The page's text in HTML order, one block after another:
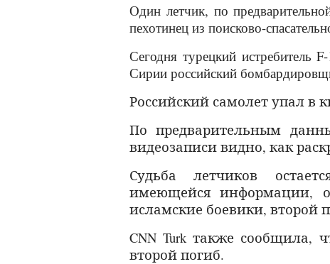
Один летчик, по
пехотинец из поисково-
Сегодня турецкий истребитель
Сирии российский
Российский самолет упал в
По предварительным
видеозаписи видно, как
Судьба летчиков
имеющейся информации,
исламские боевики, второй
CNN Turk также сообщила,
второй погиб.